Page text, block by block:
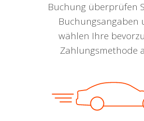
Buchung überprüfen
Buchungsangaben
wählen Ihre
Zahlungsmethode